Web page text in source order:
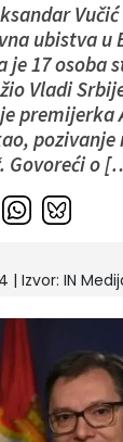
ubistva u
je 17 osoba
Vladi
premijerka
pozivanje
Govoreći o
| Izvor: IN